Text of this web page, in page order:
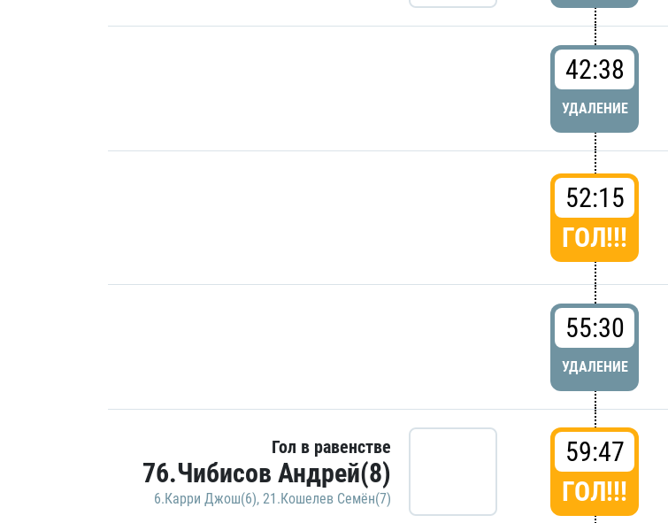
42:38
УДАЛЕНИЕ
52:15
ГОЛ!!!
55:30
УДАЛЕНИЕ
Гол в равенстве
76.Чибисов Андрей(8)
6.Карри Джош(6), 21.Кошелев Семён(7)
59:47
ГОЛ!!!